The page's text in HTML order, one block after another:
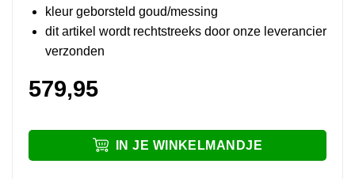
kleur geborsteld goud/messing
dit artikel wordt rechtstreeks door onze leverancier
verzonden
579,95
IN JE WINKELMANDJE